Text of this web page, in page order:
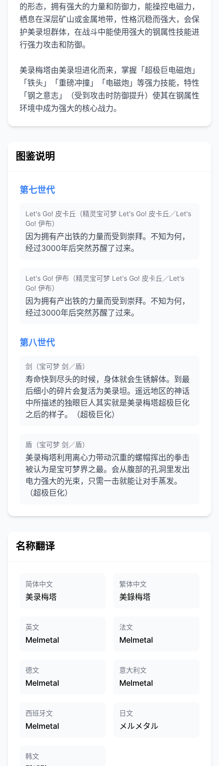
的形态，拥有强大的力量和防御力，能操控电磁力，
栖息在深层矿山或金属地带，性格沉稳而强大，会保
护美录坦群体，在战斗中能使用强大的钢属性技能进
行强力攻击和防御。
美录梅塔由美录坦进化而来，掌握「超极巨电磁炮」
「铁头」「重磅冲撞」「电磁炮」等强力技能，特性
「钢之意志」（受到攻击时防御提升）使其在钢属性
环境中成为强大的核心战力。
图鉴说明
第七世代
Let's Go! 皮卡丘（精灵宝可梦 Let's Go! 皮卡丘／Let's
Go! 伊布）
因为拥有产出铁的力量而受到崇拜。不知为何，
经过3000年后突然苏醒了过来。
Let's Go! 伊布（精灵宝可梦 Let's Go! 皮卡丘／Let's
Go! 伊布）
因为拥有产出铁的力量而受到崇拜。不知为何，
经过3000年后突然苏醒了过来。
第八世代
剑（宝可梦 剑／盾）
寿命快到尽头的时候，身体就会生锈解体。到最
后细小的碎片会复活为美录坦。遥远地区的神话
中所描述的独眼巨人其实就是美录梅塔超极巨化
之后的样子。（超极巨化）
盾（宝可梦 剑／盾）
美录梅塔利用离心力带动沉重的螺帽挥出的拳击
被认为是宝可梦界之最。会从腹部的孔洞里发出
电力强大的光束，只需一击就能让对手蒸发。
（超极巨化）
名称翻译
简体中文
美录梅塔
繁体中文
美錄梅塔
英文
Melmetal
法文
Melmetal
德文
Melmetal
意大利文
Melmetal
西班牙文
Melmetal
日文
メルメタル
韩文